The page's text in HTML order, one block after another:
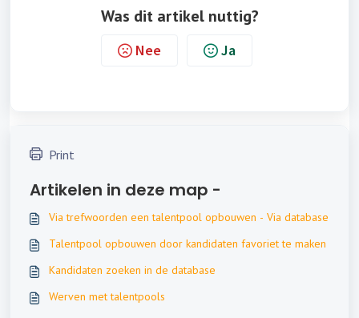
Was dit artikel nuttig?
Nee Ja
Print
Artikelen in deze map -
Via trefwoorden een talentpool opbouwen - Via database
Talentpool opbouwen door kandidaten favoriet te maken
Kandidaten zoeken in de database
Werven met talentpools